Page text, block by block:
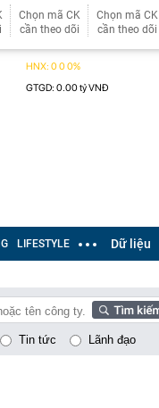
Chọn mã CK
cần theo dõi
Chọn mã CK
cần theo dõi
LIFESTYLE Dữ liệu
Tin tức Lãnh đạo